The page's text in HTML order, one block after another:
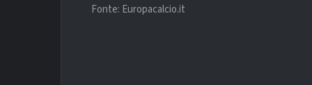
Fonte: Europacalcio.it